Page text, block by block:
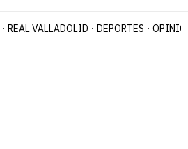
REAL VALLADOLID DEPORTES